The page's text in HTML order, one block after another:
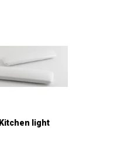
Kitchen light